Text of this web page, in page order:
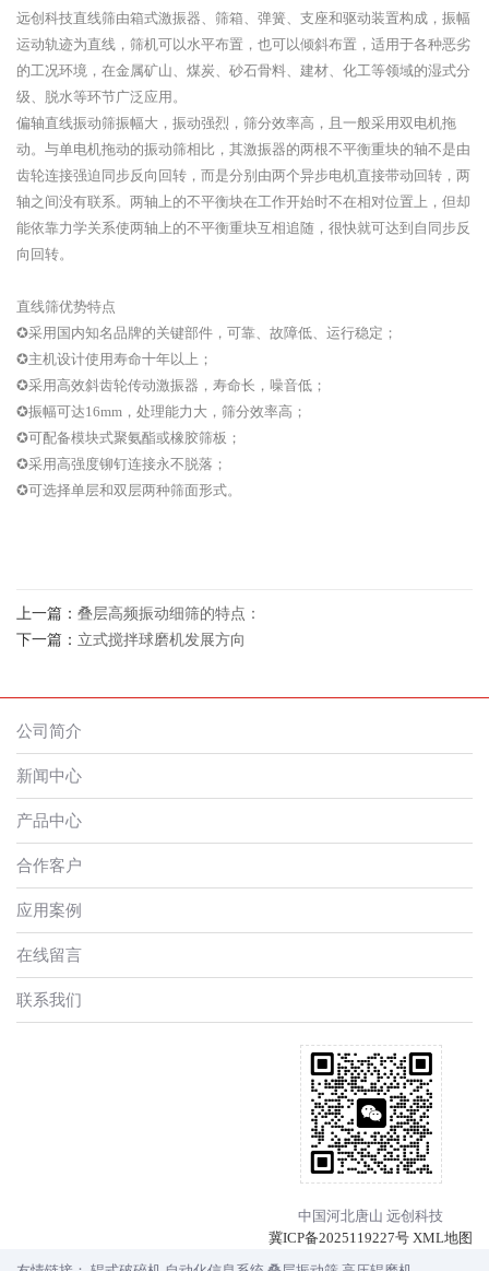
远创科技直线筛由箱式激振器、筛箱、弹簧、支座和驱动装置构成，振幅
运动轨迹为直线，筛机可以水平布置，也可以倾斜布置，适用于各种恶劣
的工况环境，在金属矿山、煤炭、砂石骨料、建材、化工等领域的湿式分
级、脱水等环节广泛应用。
偏轴直线振动筛振幅大，振动强烈，筛分效率高，且一般采用双电机拖
动。与单电机拖动的振动筛相比，其激振器的两根不平衡重块的轴不是由
齿轮连接强迫同步反向回转，而是分别由两个异步电机直接带动回转，两
轴之间没有联系。两轴上的不平衡块在工作开始时不在相对位置上，但却
能依靠力学关系使两轴上的不平衡重块互相追随，很快就可达到自同步反
向回转。
直线筛优势特点
✪采用国内知名品牌的关键部件，可靠、故障低、运行稳定；
✪主机设计使用寿命十年以上；
✪采用高效斜齿轮传动激振器，寿命长，噪音低；
✪振幅可达16mm，处理能力大，筛分效率高；
✪可配备模块式聚氨酯或橡胶筛板；
✪采用高强度铆钉连接永不脱落；
✪可选择单层和双层两种筛面形式。
上一篇： 叠层高频振动细筛的特点：
下一篇： 立式搅拌球磨机发展方向
公司简介
新闻中心
产品中心
合作客户
应用案例
在线留言
联系我们
中国河北唐山 远创科技
冀ICP备2025119227号 XML地图